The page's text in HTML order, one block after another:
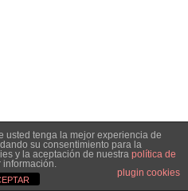
usted tenga la mejor experiencia de
su consentimiento para la
y la aceptación de nuestra política de
información.
plugin cookies